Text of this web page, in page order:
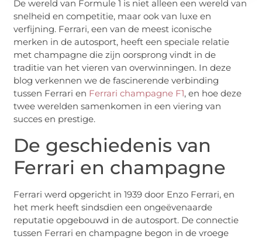
De wereld van Formule 1 is niet alleen een wereld van
snelheid en competitie, maar ook van luxe en
verfijning. Ferrari, een van de meest iconische
merken in de autosport, heeft een speciale relatie
met champagne die zijn oorsprong vindt in de
traditie van het vieren van overwinningen. In deze
blog verkennen we de fascinerende verbinding
tussen Ferrari en Ferrari champagne F1, en hoe deze
twee werelden samenkomen in een viering van
succes en prestige.
De geschiedenis van
Ferrari en champagne
Ferrari werd opgericht in 1939 door Enzo Ferrari, en
het merk heeft sindsdien een ongeëvenaarde
reputatie opgebouwd in de autosport. De connectie
tussen Ferrari en champagne begon in de vroege